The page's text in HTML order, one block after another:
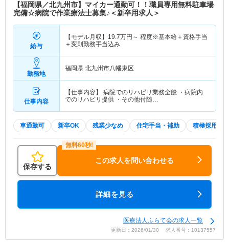
【福岡県／北九州市】マイカー通勤可！！職員専用無料駐車場
完備☆病院で作業療法士募集♪＜新卒用求人＞
給与
【モデル月収】 19.7万円～ 程度※基本給＋資格手当
＋変則勤務手当込み
勤務地
福岡県 北九州市八幡東区
仕事内容
【仕事内容】 病院でのリハビリ業務全般 ・病院内
でのリハビリ提供 ・その他付随…
車通勤可 新卒OK 残業少なめ 住宅手当・補助 積極採用中
保存する
この求人を問い合わせる
詳細を見る
医療法人ふらて会の求人一覧
更新日：2026/01/30 求人番号：10137557